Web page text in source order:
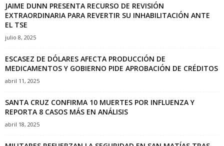
JAIME DUNN PRESENTA RECURSO DE REVISIÓN
EXTRAORDINARIA PARA REVERTIR SU INHABILITACIÓN ANTE
EL TSE
julio 8, 2025
ESCASEZ DE DÓLARES AFECTA PRODUCCIÓN DE
MEDICAMENTOS Y GOBIERNO PIDE APROBACIÓN DE CRÉDITOS
abril 11, 2025
SANTA CRUZ CONFIRMA 10 MUERTES POR INFLUENZA Y
REPORTA 8 CASOS MÁS EN ANÁLISIS
abril 18, 2025